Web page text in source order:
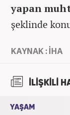
yapan
şeklinde
KAYNAK : İHA
İLİŞKİLİ
YAŞAM